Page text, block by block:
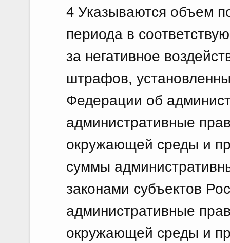
4 Указываются объем
периода в
за негативное
штрафов,
Федерации об
административные
окружающей среды и
суммы
законами субъектов
административные
окружающей среды и